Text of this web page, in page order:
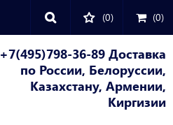
(0) (0)
+7(495)798-36-89 Доставка
по России, Белоруссии,
Казахстану, Армении,
Киргизии